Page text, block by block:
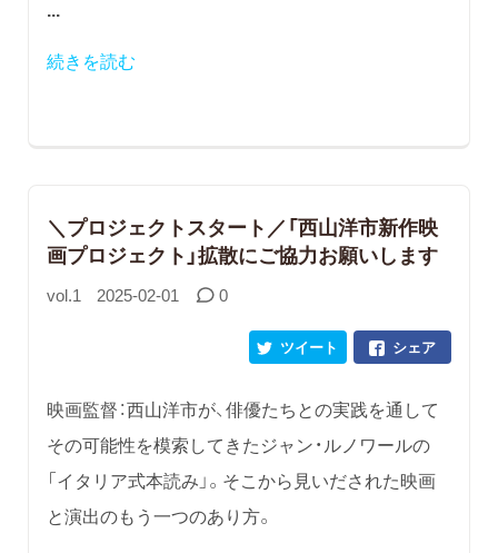
...
続きを読む
＼プロジェクトスタート／「西山洋市新作映
画プロジェクト」拡散にご協力お願いします
vol.1 2025-02-01 0
シェア
ツイート
映画監督：西山洋市が、俳優たちとの実践を通して
その可能性を模索してきたジャン・ルノワールの
「イタリア式本読み」。そこから見いだされた映画
と演出のもう一つのあり方。